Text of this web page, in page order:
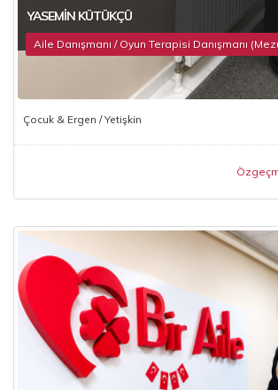
YASEMIN KÜTÜKÇÜ
Aile Danışmanı / Oyun Terapisi Danışmanı
Çocuk & Ergen / Yetişkin